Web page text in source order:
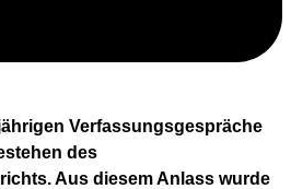
Verfassungsgespräche
des
Aus diesem Anlass wurde